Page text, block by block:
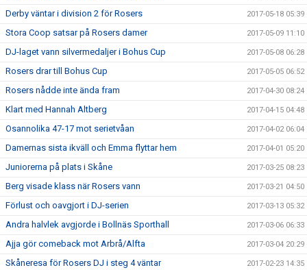
Derby väntar i division 2 för Rosers 2017-05-18 05:39
Stora Coop satsar på Rosers damer 2017-05-09 11:10
DJ-laget vann silvermedaljer i Bohus Cup 2017-05-08 06:28
Rosers drar till Bohus Cup 2017-05-05 06:52
Rosers nådde inte ända fram 2017-04-30 08:24
Klart med Hannah Altberg 2017-04-15 04:48
Osannolika 47-17 mot serietvåan 2017-04-02 06:04
Damernas sista ikväll och Emma flyttar hem 2017-04-01 05:20
Juniorerna på plats i Skåne 2017-03-25 08:23
Berg visade klass när Rosers vann 2017-03-21 04:50
Förlust och oavgjort i DJ-serien 2017-03-13 05:32
Andra halvlek avgjorde i Bollnäs Sporthall 2017-03-06 06:33
Ajja gör comeback mot Arbrå/Alfta 2017-03-04 20:29
Skåneresa för Rosers DJ i steg 4 väntar 2017-02-23 14:35